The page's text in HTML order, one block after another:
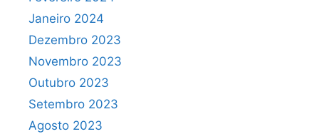
Janeiro 2024
Dezembro 2023
Novembro 2023
Outubro 2023
Setembro 2023
Agosto 2023